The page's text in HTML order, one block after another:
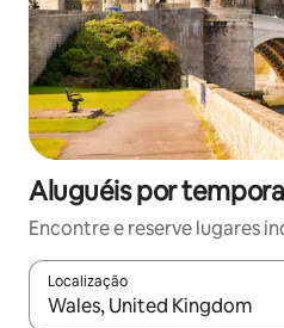
Aluguéis por
Encontre e reserve lugares
Localização
Quando os resultados